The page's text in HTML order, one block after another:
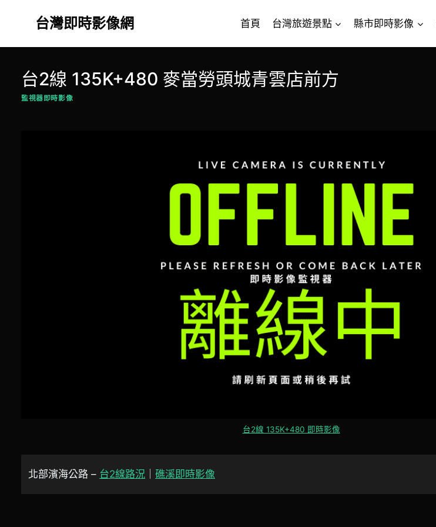
台灣即時影像網 首頁 台灣旅遊景點 縣市即時影像
台2線 135K+480 麥當勞頭城青雲店前方
監視器即時影像
台2線 135K+480 即時影像
北部濱海公路 – 台2線路況 礁溪即時影像